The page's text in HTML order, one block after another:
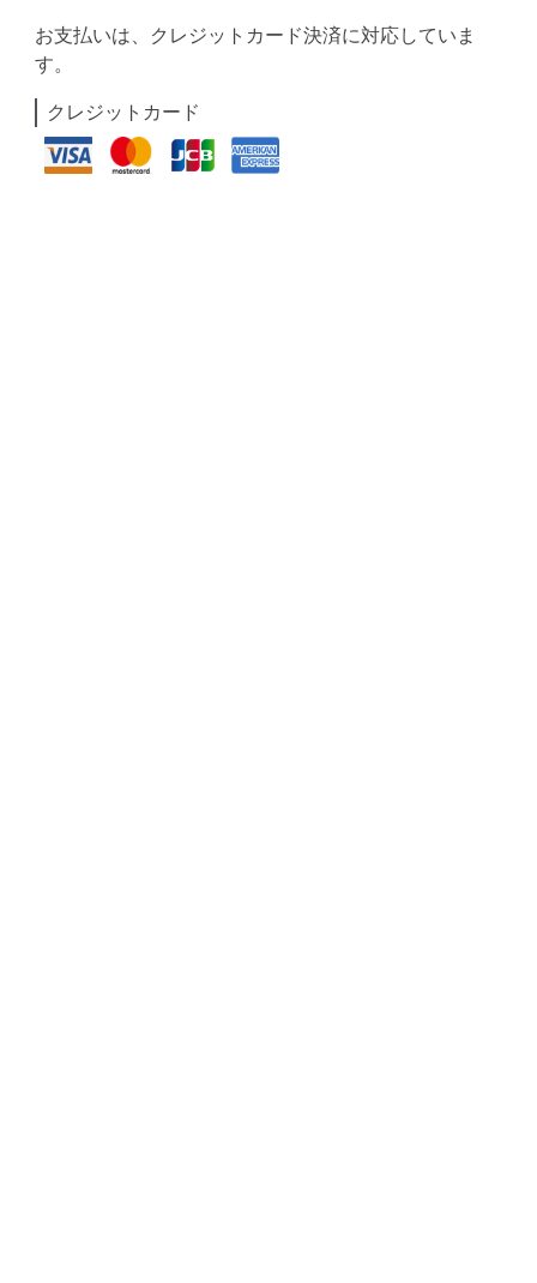
お支払いは、クレジットカード決済に対応していま
す。
クレジットカード